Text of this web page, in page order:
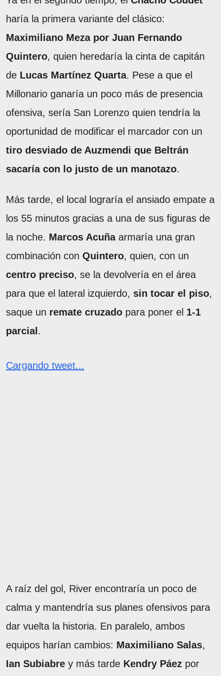
haría la primera variante del clásico:
Maximiliano Meza por Juan Fernando
Quintero, quien heredaría la cinta de capitán
de Lucas Martínez Quarta. Pese a que el
Millonario ganaría un poco más de presencia
ofensiva, sería San Lorenzo quien tendría la
oportunidad de modificar el marcador con un
tiro desviado de Auzmendi que Beltrán
sacaría con lo justo de un manotazo.
Más tarde, el local lograría el ansiado empate a
los 55 minutos gracias a una de sus figuras de
la noche. Marcos Acuñaarmaría una gran
combinación con Quintero, quien, con un
centro preciso, se la devolvería en el área
para que el lateral izquierdo, sin tocar el piso,
saque un remate cruzado para poner el 1-1
parcial .
Cargando tweet...
A raíz del gol, River encontraría un poco de
calma y mantendría sus planes ofensivos para
dar vuelta la historia. En paralelo, ambos
equipos harían cambios: Maximiliano Salas,
Ian Subiabre y más tarde Kendry Páez por